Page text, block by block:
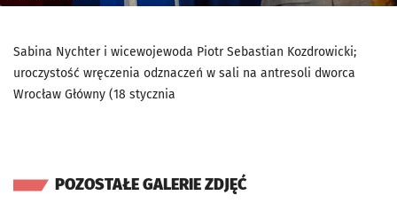
Sabina Nychter i wicewojewoda Piotr Sebastian Kozdrowicki;
uroczystość wręczenia odznaczeń w sali na antresoli dworca
Wrocław Główny (18 stycznia
POZOSTAŁE GALERIE ZDJĘĆ